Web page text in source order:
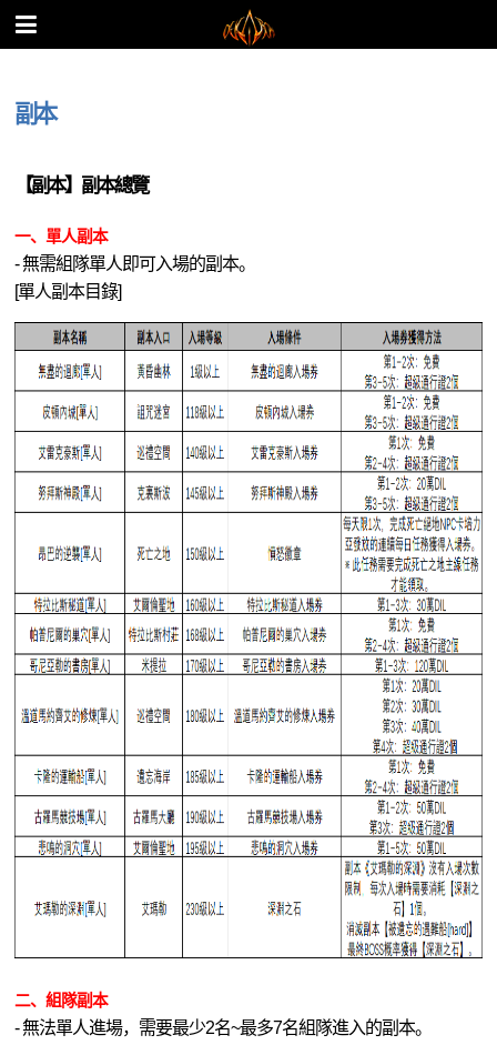
DEKARON
副本
【副本】副本總覽
一、單人副本
- 無需組隊單人即可入場的副本。
[單人副本目錄]
二、組隊副本
- 無法單人進場，需要最少2名~最多7名組隊進入的副本。